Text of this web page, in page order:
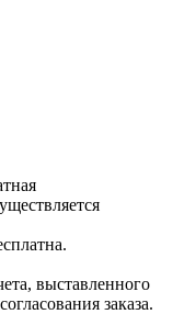
выставленного
заказа.